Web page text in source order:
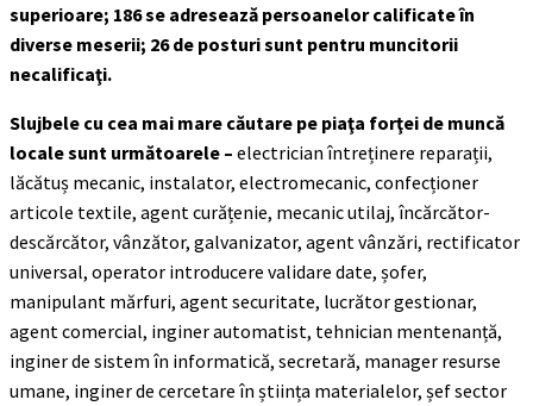
superioare; 186 se adresează persoanelor calificate în
diverse meserii; 26 de posturi sunt pentru muncitorii
necalificaţi.
Slujbele cu cea mai mare căutare pe piaţa forţei de muncă
locale sunt următoarele – electrician întreținere reparații,
lăcătuș mecanic, instalator, electromecanic, confecționer
articole textile, agent curățenie, mecanic utilaj, încărcător-
descărcător, vânzător, galvanizator, agent vânzări, rectificator
universal, operator introducere validare date, șofer,
manipulant mărfuri, agent securitate, lucrător gestionar,
agent comercial, inginer automatist, tehnician mentenanță,
inginer de sistem în informatică, secretară, manager resurse
umane, inginer de cercetare în știința materialelor, șef sector